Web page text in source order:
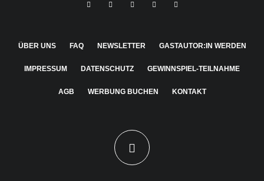
ÜBER UNS FAQ NEWSLETTER GASTAUTOR:IN WERDEN
IMPRESSUM DATENSCHUTZ GEWINNSPIEL-TEILNAHME
AGB WERBUNG BUCHEN KONTAKT